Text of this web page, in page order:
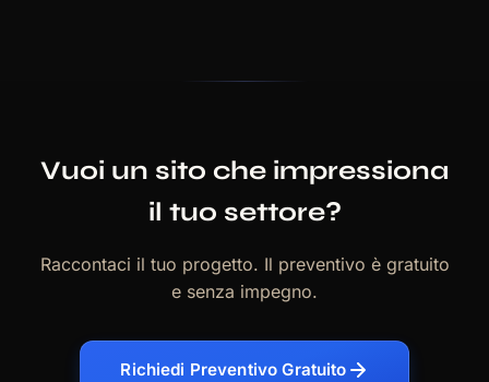
Vuoi un sito che impressiona
il tuo settore?
Raccontaci il tuo progetto. Il preventivo è gratuito
e senza impegno.
Richiedi Preventivo Gratuito